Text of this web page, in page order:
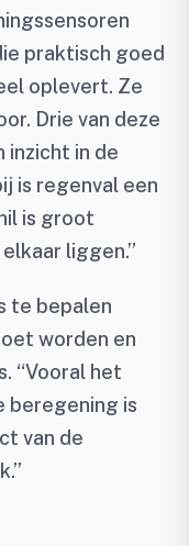
praktisch goed
oplevert. Ze
Drie van deze
inzicht in de
is regenval een
is groot
liggen.”
te bepalen
worden en
“Vooral het
beregening is
van de